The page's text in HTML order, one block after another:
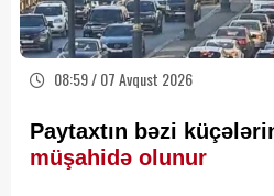
08:59 / 07 Avqust 2026
Paytaxtın bəzi
müşahidə olunur